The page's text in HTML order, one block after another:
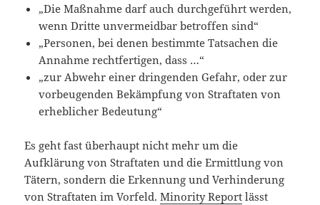
„Die Maßnahme darf auch durchgeführt werden,
wenn Dritte unvermeidbar betroffen sind“
„Personen, bei denen bestimmte Tatsachen die
Annahme rechtfertigen, dass …“
„zur Abwehr einer dringenden Gefahr, oder zur
vorbeugenden Bekämpfung von Straftaten von
erheblicher Bedeutung“
Es geht fast überhaupt nicht mehr um die
Aufklärung von Straftaten und die Ermittlung von
Tätern, sondern die Erkennung und Verhinderung
von Straftaten im Vorfeld.Minority Report lässt